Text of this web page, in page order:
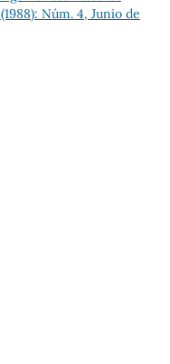
Núm. 4, Junio de